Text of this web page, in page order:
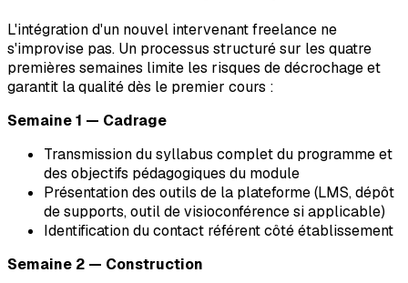
L'intégration d'un nouvel intervenant freelance ne
s'improvise pas. Un processus structuré sur les quatre
premières semaines limite les risques de décrochage et
garantit la qualité dès le premier cours :
Semaine 1 — Cadrage
Transmission du syllabus complet du programme et
des objectifs pédagogiques du module
Présentation des outils de la plateforme (LMS, dépôt
de supports, outil de visioconférence si applicable)
Identification du contact référent côté établissement
Semaine 2 — Construction